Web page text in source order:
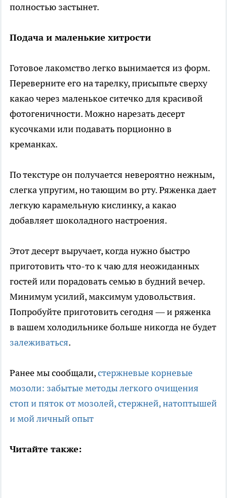
полностью застынет.
Подача и маленькие хитрости
Готовое лакомство легко вынимается из форм.
Переверните его на тарелку, присыпьте сверху
какао через маленькое ситечко для красивой
фотогеничности. Можно нарезать десерт
кусочками или подавать порционно в
креманках.
По текстуре он получается невероятно нежным,
слегка упругим, но тающим во рту. Ряженка дает
легкую карамельную кислинку, а какао
добавляет шоколадного настроения.
Этот десерт выручает, когда нужно быстро
приготовить что-то к чаю для неожиданных
гостей или порадовать семью в будний вечер.
Минимум усилий, максимум удовольствия.
Попробуйте приготовить сегодня — и ряженка
в вашем холодильнике больше никогда не будет
залеживаться.
Ранее мы сообщали,стержневые корневые
мозоли: забытые методы легкого очищения
стоп и пяток от мозолей, стержней, натоптышей
и мой личный опыт
Читайте также: